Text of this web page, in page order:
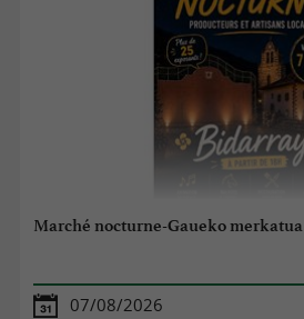
Marché nocturne-Gaueko merkatua
07/08/2026